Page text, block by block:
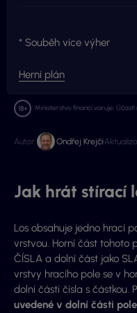
* Souběh více výher
Herní plán
Ministerstvo financí varuje:
Autor: Ondřej Krejčí
Jak hrát stírací
Los obsahuje jedno hrací
vrstvou. Horní část tohoto
ČÍSLA a dolní část jako
vrstvy hracího pole se v
dolní části čísla s částkou.
uvedené v dolní části